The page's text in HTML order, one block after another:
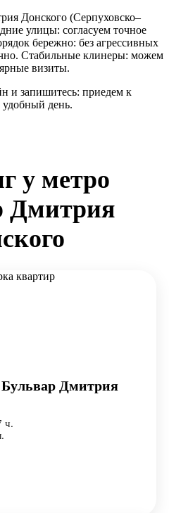
Донского (Серпуховско–
улицы: согласуем точное
бережно: без агрессивных
Стабильные клинеры: можем
визиты.
и запишитесь: приедем к
день.
у метро
Дмитрия
Дмитрия
ч.